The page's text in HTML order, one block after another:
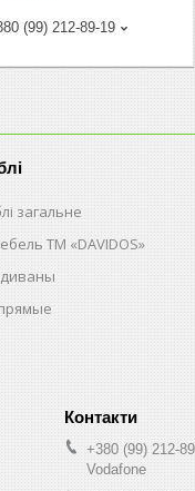
(99) 212-89-19
загальне
ТМ «DAVIDOS»
+380 (99) 212-
Vodafone